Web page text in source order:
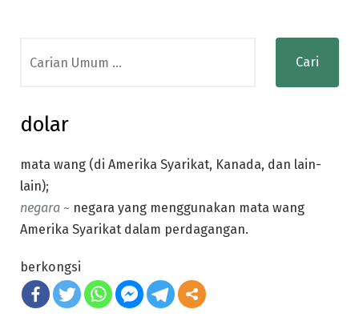
for:
dolar
mata wang (di Amerika Syarikat, Kanada, dan lain-
lain);
negara ~ negara yang menggunakan mata wang
Amerika Syarikat dalam perdagangan.
berkongsi